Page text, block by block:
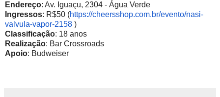
Endereço: Av. Iguaçu, 2304 - Água Verde
Ingressos: R$50 (https://cheersshop.com.br/evento/nasi-
valvula-vapor-2158 )
Classificação: 18 anos
Realização: Bar Crossroads
Apoio: Budweiser